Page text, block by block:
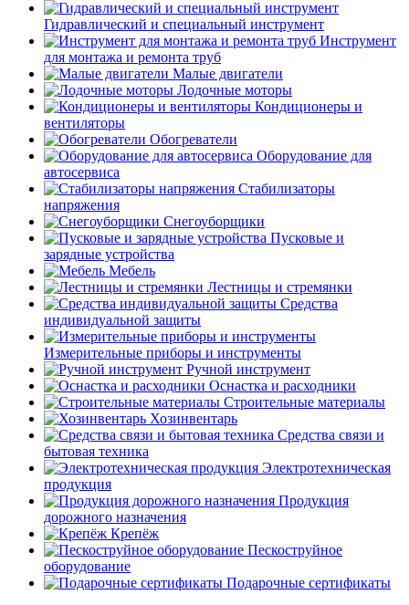
Гидравлический и специальный инструмент
Инструмент
для монтажа и ремонта труб
Малые двигатели
Лодочные моторы
Кондиционеры и
вентиляторы
Обогреватели
Оборудование для
автосервиса
Стабилизаторы
напряжения
Снегоуборщики
Пусковые и
зарядные устройства
Мебель
Лестницы и стремянки
Средства
индивидуальной защиты
Измерительные приборы и инструменты
Ручной инструмент
Оснастка и расходники
Строительные материалы
Хозинвентарь
Средства связи и
бытовая техника
Электротехническая
продукция
Продукция
дорожного назначения
Крепёж
Пескоструйное
оборудование
Подарочные сертификаты